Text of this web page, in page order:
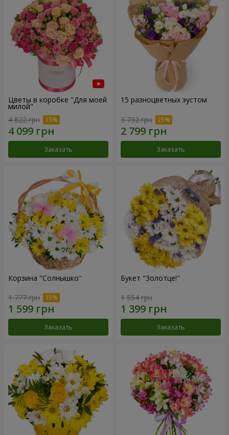
Цветы в коробке "Для моей
милой"
4 822 грн
Заказать
15 разноцветных эустом
3 732 грн
Заказать
Корзина "Солнышко"
1 777 грн
Заказать
Букет "Золотце!"
1 554 грн
Заказать